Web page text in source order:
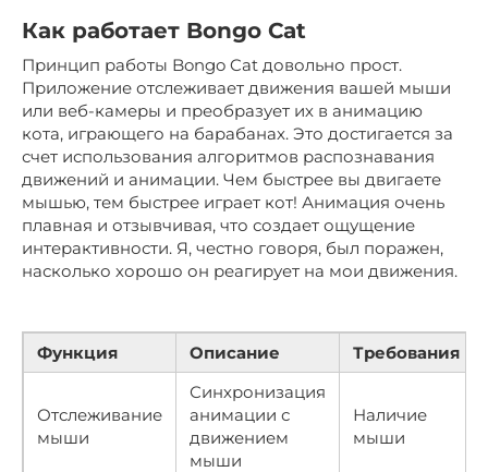
Как работает Bongo Cat
Принцип работы Bongo Cat довольно прост.
Приложение отслеживает движения вашей мыши
или веб-камеры и преобразует их в анимацию
кота, играющего на барабанах. Это достигается за
счет использования алгоритмов распознавания
движений и анимации. Чем быстрее вы двигаете
мышью, тем быстрее играет кот! Анимация очень
плавная и отзывчивая, что создает ощущение
интерактивности. Я, честно говоря, был поражен,
насколько хорошо он реагирует на мои движения.
Функция Описание Требования
Отслеживание
мыши
Синхронизация
анимации с
движением
мыши
Наличие
мыши